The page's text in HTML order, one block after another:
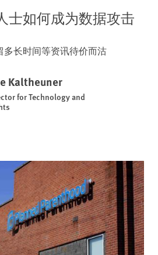
士如何成为数据攻击
长时间等资讯待价而沽
Kaltheuner
for Technology and
options